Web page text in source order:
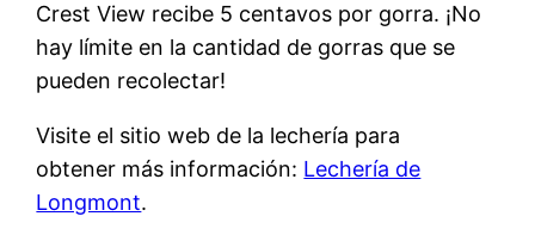
Crest View recibe 5 centavos por gorra. ¡No
hay límite en la cantidad de gorras que se
pueden recolectar!
Visite el sitio web de la lechería para
obtener más información: Lechería de
Longmont.